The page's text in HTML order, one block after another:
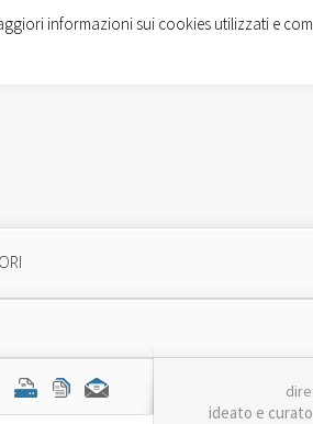
ideato e
informazioni sui cookies utilizzati e